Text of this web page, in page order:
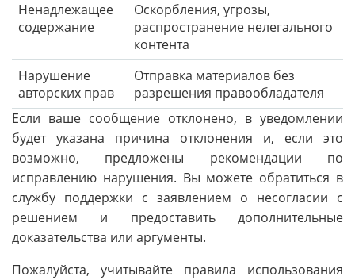
Ненадлежащее
содержание
Оскорбления, угрозы,
распространение нелегального
контента
Нарушение
авторских прав
Отправка материалов без
разрешения правообладателя
Если ваше сообщение отклонено, в уведомлении
будет указана причина отклонения и, если это
возможно, предложены рекомендации по
исправлению нарушения. Вы можете обратиться в
службу поддержки с заявлением о несогласии с
решением и предоставить дополнительные
доказательства или аргументы.
Пожалуйста, учитывайте правила использования